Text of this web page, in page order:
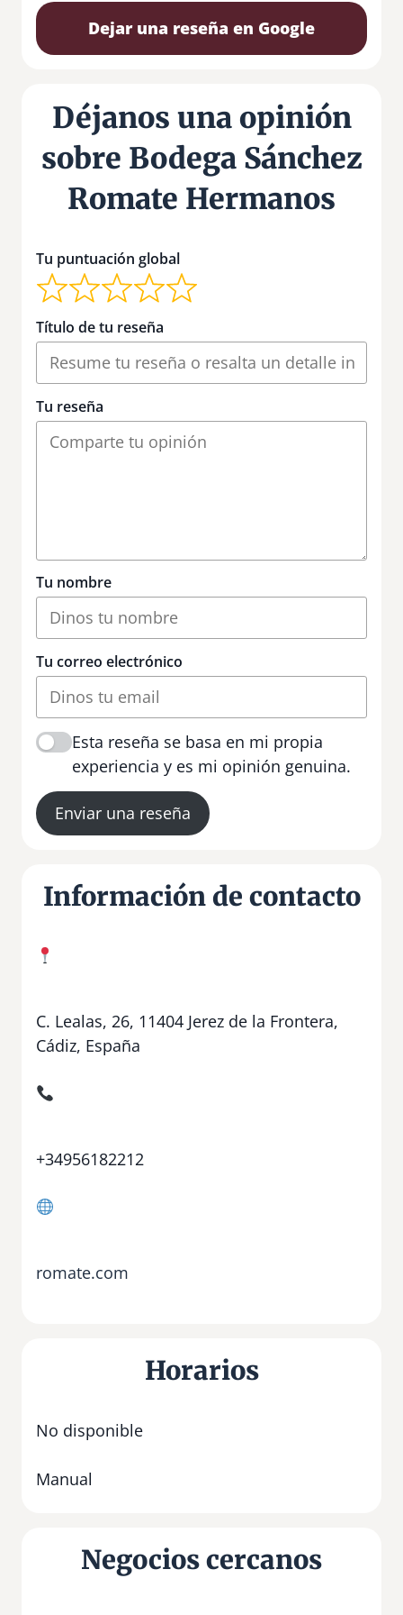
Dejar una reseña en Google
Déjanos una opinión
sobre Bodega Sánchez
Romate Hermanos
Tu puntuación global
Título de tu reseña
Tu reseña
Tu nombre
Tu correo electrónico
Esta reseña se basa en mi propia
experiencia y es mi opinión genuina.
Enviar una reseña
Información de contacto
C. Lealas, 26, 11404 Jerez de la Frontera,
Cádiz, España
+34956182212
romate.com
Horarios
No disponible
Manual
Negocios cercanos